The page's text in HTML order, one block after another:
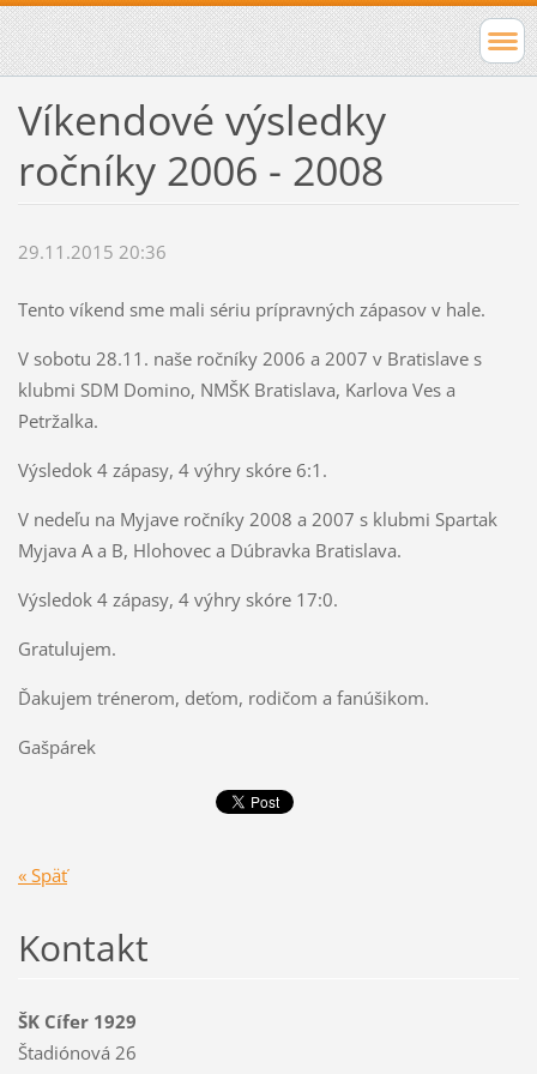
Víkendové výsledky
ročníky 2006 - 2008
29.11.2015 20:36
Tento víkend sme mali sériu prípravných zápasov v hale.
V sobotu 28.11. naše ročníky 2006 a 2007 v Bratislave s
klubmi SDM Domino, NMŠK Bratislava, Karlova Ves a
Petržalka.
Výsledok 4 zápasy, 4 výhry skóre 6:1.
V nedeľu na Myjave ročníky 2008 a 2007 s klubmi Spartak
Myjava A a B, Hlohovec a Dúbravka Bratislava.
Výsledok 4 zápasy, 4 výhry skóre 17:0.
Gratulujem.
Ďakujem trénerom, deťom, rodičom a fanúšikom.
Gašpárek
« Späť
Kontakt
ŠK Cífer 1929
Štadiónová 26